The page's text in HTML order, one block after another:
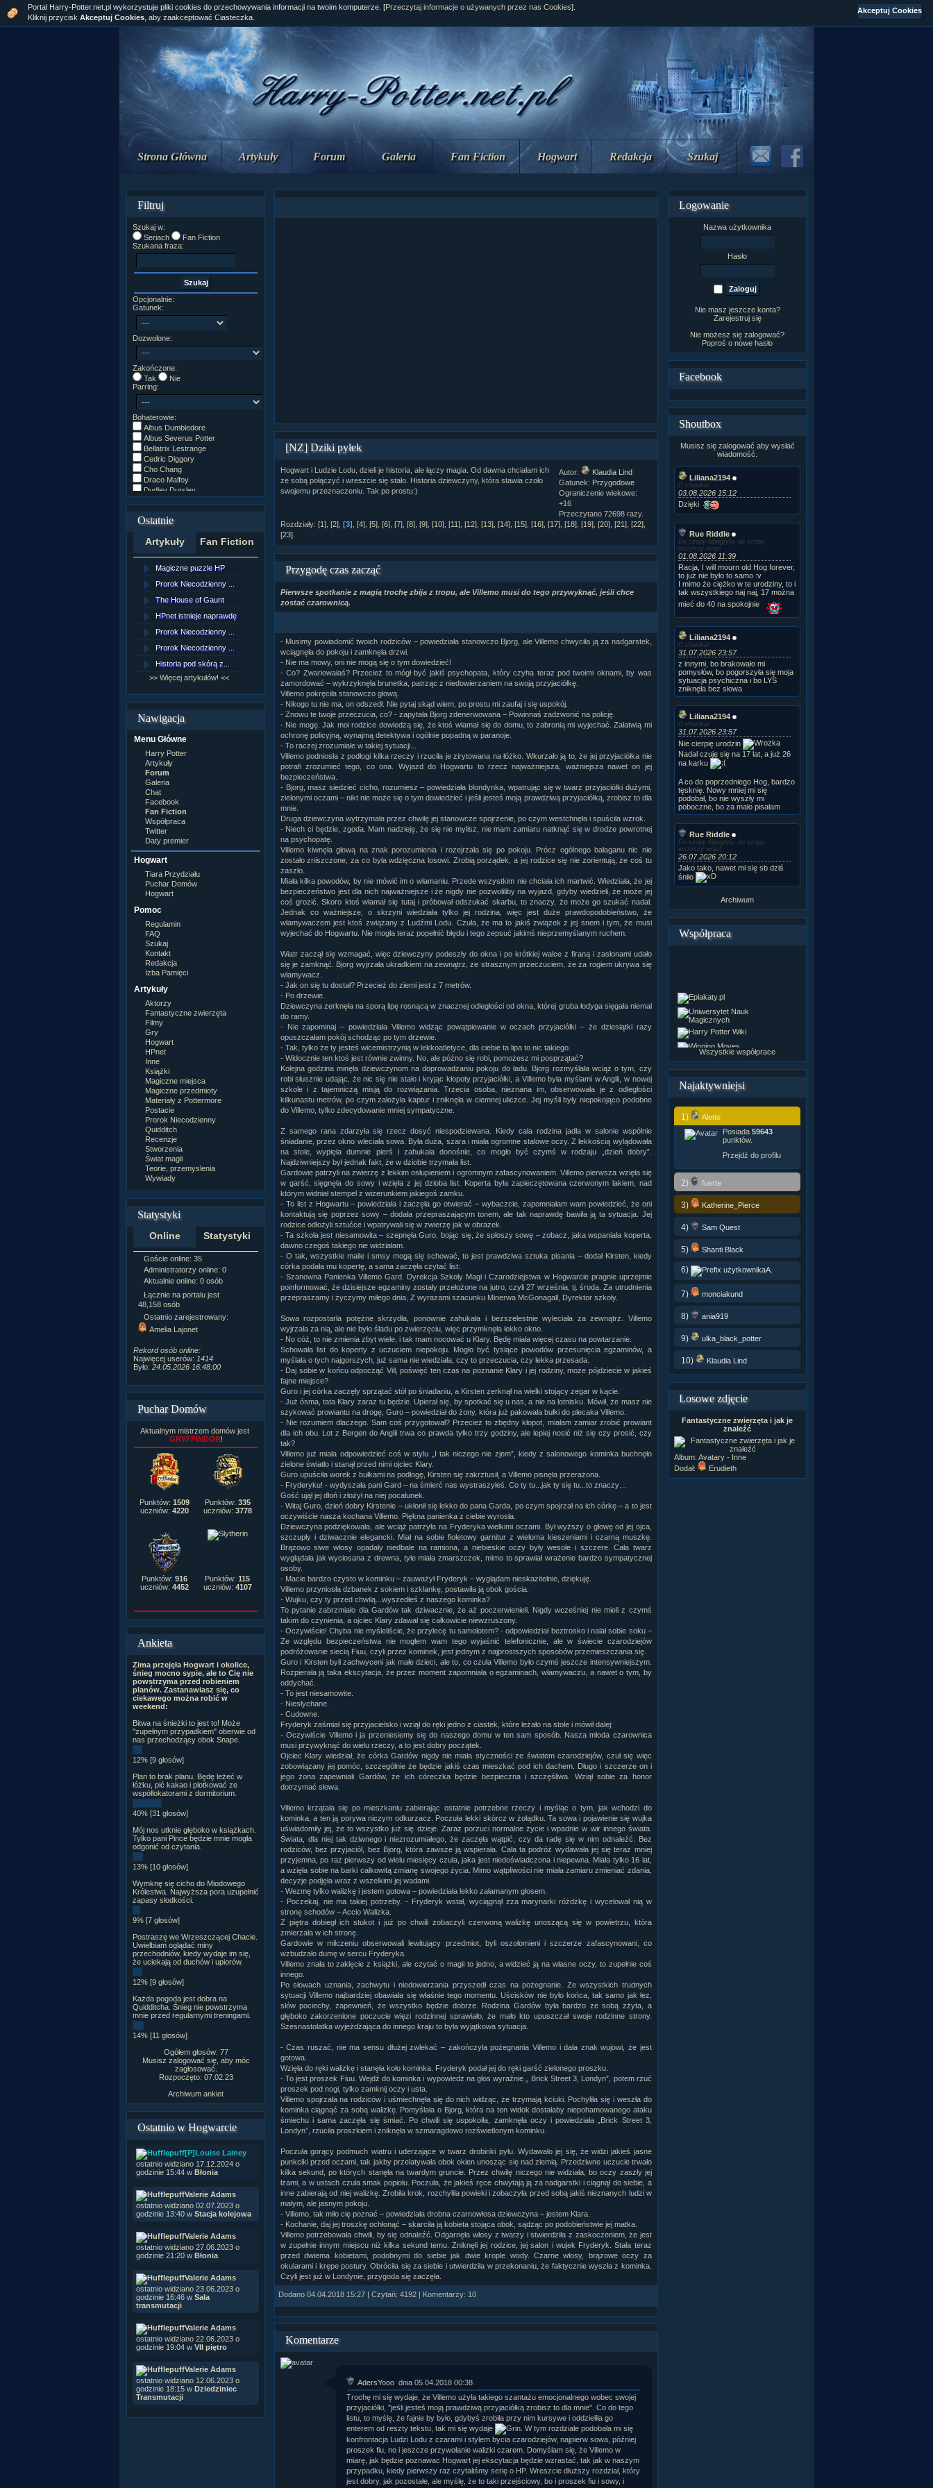
Strona Główna Artykuły Forum Galeria Fan Fiction Hogwart Redakcja Szukaj
Filtruj
Szukaj w:
Seriach
Fan Fiction
Szukana fraza:
Opcjonalnie:
Gatunek:
Dozwolone:
Zakończone:
Tak
Nie
Parring:
Bohaterowie:
Albus Dumbledore
Albus Severus Potter
Bellatrix Lestrange
Cedric Diggory
Cho Chang
Draco Malfoy
Dudley Dursley
Godryk Gryffindor
Helga Hufflepuff
Inne
James Potter
James Syriusz Potter
Lily Evans
Lily Luna Potter
Lord Voldemort
Lucjusz Malfoy
Luna Lovegood
Minerwa MacGonagall
Neville Longbottom
Nimfadora Tonks
Ron Weasley
Rose Weasley
Rowena Ravenclaw
Salazar Slytherin
Scorpius Malfoy
Severus Snape
Syriusz Black
Teddy Lupin
własna postać
Ostatnie
Artykuły Fan Fiction
Magiczne puzzle HP
Prorok Niecodzienny ...
The House of Gaunt
HPnet istnieje naprawdę
Prorok Niecodzienny ...
Prorok Niecodzienny ...
Historia pod skórą z...
>> Więcej artykułów! <<
[NZ]Rozdział 10 cz....
[NZ]Rozdział 9 cz.2...
[NZ]Rozdział 9 cz.1...
[NZ]Rozdział 8 cz.2...
[NZ]Rozdział 8 cz.1...
>> Więcej fan fiction! <<
Nawigacja
Menu Główne
Harry Potter
Artykuły
Forum
Galeria
Chat
Facebook
Fan Fiction
Współpraca
Twitter
Daty premier
Hogwart
Tiara Przydziału
Puchar Domów
Hogwart
Pomoc
Regulamin
FAQ
Szukaj
Kontakt
Redakcja
Izba Pamięci
Artykuły
Aktorzy
Fantastyczne zwierzęta
Filmy
Gry
Hogwart
HPnet
Inne
Książki
Magiczne miejsca
Magiczne przedmioty
Materiały z Pottermore
Postacie
Prorok Niecodzienny
Quidditch
Recenzje
Stworzenia
Świat magii
Teorie, przemyslenia
Wywiady
Statystyki
Online Statystyki
Goście online: 35
Administratorzy online: 0
Aktualnie online: 0 osób
Łącznie na portalu jest
48,158 osób
Ostatnio zarejestrowany:
Amelia Lajonet
Rekord osób online:
Najwięcej userów: 1414
Było: 24.05.2026 16:48:00
Napisanych artykułów:1,087
Dodanych newsów:10,564
Zdjęć w galerii:21,490
Tematów na forum: 3,921
Postów na forum:319,637
Komentarzy do materiałów:
222,019
Rozdanych pochwał:3,327
Wlepionych ostrzeżeń:4,170
Puchar Domów
Aktualnym mistrzem domów jest
GRYFFINDOR!
Punktów: 1509
uczniów: 4220
Punktów: 335
uczniów: 3778
Punktów: 916
uczniów: 4452
Punktów: 115
uczniów: 4107
Ankieta
Zima przejęła Hogwart i okolice,
śnieg mocno sypie, ale to Cię nie
powstrzyma przed robieniem
planów. Zastanawiasz się, co
ciekawego można robić w
weekend:
Bitwa na śnieżki to jest to! Może
"zupełnym przypadkiem" oberwie od
nas przechodzący obok Snape.
12% [9 głosów]
Plan to brak planu. Będę leżeć w
łóżku, pić kakao i plotkować ze
współlokatorami z dormitorium.
40% [31 głosów]
Mój nos utknie głęboko w książkach.
Tylko pani Pince będzie mnie mogła
odgonić od czytania.
13% [10 głosów]
Wymknę się cicho do Miodowego
Królestwa. Najwyższa pora uzupełnić
zapasy słodkości.
9% [7 głosów]
Postraszę we Wrzeszczącej Chacie.
Uwielbiam oglądać miny
przechodniów, kiedy wydaje im się,
że uciekają od duchów i upiorów.
12% [9 głosów]
Każda pogoda jest dobra na
Quidditcha. Śnieg nie powstrzyma
mnie przed regularnymi treningami.
14% [11 głosów]
Ogółem głosów: 77
Musisz zalogować się, aby móc
zagłosować.
Rozpoczęto: 07.02.23
Archiwum ankiet
Ostatnio w Hogwarcie
[P]Louise Lainey
ostatnio widziano 17.12.2024 o
godzinie 15:44 w Błonia
Valerie Adams
ostatnio widziano 02.07.2023 o
godzinie 13:40 w Stacja kolejowa
Valerie Adams
ostatnio widziano 27.06.2023 o
godzinie 21:20 w Błonia
Valerie Adams
ostatnio widziano 23.06.2023 o
godzinie 16:46 w Sala
transmutacji
Valerie Adams
ostatnio widziano 22.06.2023 o
godzinie 19:04 w VII piętro
Valerie Adams
ostatnio widziano 12.06.2023 o
godzinie 18:15 w Dziedziniec
Transmutacji
Portal Harry-Potter.net.pl wykorzystuje pliki cookies do przechowywania informacji na twoim komputerze. [Przeczytaj informacje o używanych przez nas Cookies].
Kliknij przycisk Akceptuj Cookies , aby zaakceptować Ciasteczka.
[NZ] Dziki pyłek
Hogwart i Ludzie Lodu, dzieli je historia, ale łączy magia. Od dawna chciałam ich
ze sobą połączyć i wreszcie się stało. Historia dziewczyny, która stawia czoło
swojemu przeznaczeniu. Tak po prostu:)
Autor:
Klaudia Lind
Gatunek: Przygodowe
Ograniczenie wiekowe:
+16
Przeczytano 72698 razy.
Rozdziały: [1], [2], [3] [4], [5], [6], [7], [8], [9], [10], [11], [12], [13], [14], [15], [16], [17], [18], [19], [20], [21], [22],
[23].
Przygodę czas zacząć
Pierwsze spotkanie z magią trochę zbija z tropu, ale Villemo musi do tego przywyknąć, jeśli chce
zostać czarownicą.
- Musimy powiadomić twoich rodziców – powiedziała stanowczo Bjorg, ale Villemo chwyciła ją za nadgarstek,
wciągnęła do pokoju i zamknęła drzwi.
- Nie ma mowy, oni nie mogą się o tym dowiedzieć!
- Co? Zwariowałaś? Przecież to mógł być jakiś psychopata, który czyha teraz pod twoimi oknami, by was
zamordować – wykrzyknęła brunetka, patrząc z niedowierzaniem na swoją przyjaciółkę.
Villemo pokręciła stanowczo głową.
- Nikogo tu nie ma, on odszedł. Nie pytaj skąd wiem, po prostu mi zaufaj i się uspokój.
- Znowu te twoje przeczucia, co? - zapytała Bjorg zdenerwowana – Powinnaś zadzwonić na policję.
- Nie mogę. Jak moi rodzice dowiedzą się, że ktoś włamał się do domu, to zabronią mi wyjechać. Załatwią mi
ochronę policyjną, wynajmą detektywa i ogólnie popadną w paranoje.
- To raczej zrozumiałe w takiej sytuacji...
Villemo podniosła z podłogi kilka rzeczy i rzuciła je zirytowana na łóżko. Wkurzało ją to, że jej przyjaciółka nie
potrafi zrozumieć tego, co ona. Wyjazd do Hogwartu to rzecz najważniejsza, ważniejsza nawet on jej
bezpieczeństwa.
- Bjorg, masz siedzieć cicho, rozumiesz – powiedziała blondynka, wpatrując się w twarz przyjaciółki dużymi,
zielonymi oczami – nikt nie może się o tym dowiedzieć i jeśli jesteś moją prawdziwą przyjaciółką, zrobisz to dla
mnie.
Druga dziewczyna wytrzymała przez chwilę jej stanowcze spojrzenie, po czym westchnęła i spuściła wzrok.
- Niech ci będzie, zgoda. Mam nadzieję, że się nie mylisz, nie mam zamiaru natknąć się w drodze powrotnej
na psychopatę.
Villemo kiwnęła głową na znak porozumienia i rozejrzała się po pokoju. Prócz ogólnego bałaganu nic nie
zostało zniszczone, za co była wdzięczna losowi. Zrobią porządek, a jej rodzice się nie zorientują, że coś tu
zaszło.
Miała kilka powodów, by nie mówić im o włamaniu. Przede wszystkim nie chciała ich martwić. Wiedziała, że jej
bezpieczeństwo jest dla nich najważniejsze i że nigdy nie pozwoliliby na wyjazd, gdyby wiedzieli, że może jej
coś grozić. Skoro ktoś włamał się tutaj i próbował odszukać skarbu, to znaczy, że może go szukać nadal.
Jednak co ważniejsze, o skrzyni wiedziała tylko jej rodzina, więc jest duże prawdopodobieństwo, że
włamywaczem jest ktoś związany z Ludźmi Lodu. Czuła, że ma to jakiś związek z jej snem i tym, że musi
wyjechać do Hogwartu. Nie mogła teraz popełnić błędu i tego zepsuć jakimś nieprzemyślanym ruchem.
Wiatr zaczął się wzmagać, więc dziewczyny podeszły do okna i po krótkiej walce z firaną i zasłonami udało
się je zamknąć. Bjorg wyjrzała ukradkiem na zewnątrz, ze strasznym przeczuciem, że za rogiem ukrywa się
włamywacz.
- Jak on się tu dostał? Przecież do ziemi jest z 7 metrów.
- Po drzewie.
Dziewczyna zerknęła na sporą lipę rosnącą w znacznej odległości od okna, której gruba łodyga sięgała niemal
do ramy.
- Nie zapominaj – powiedziała Villemo widząc powątpiewanie w oczach przyjaciółki – że dziesiątki razy
opuszczałam pokój schodząc po tym drzewie.
- Tak, tylko że ty jesteś wicemistrzynią w lekkoatletyce, dla ciebie ta lipa to nic takiego.
- Widocznie ten ktoś jest równie zwinny. No, ale późno się robi, pomożesz mi posprzątać?
Kolejna godzina minęła dziewczynom na doprowadzaniu pokoju do ładu. Bjorg rozmyślała wciąż o tym, czy
robi słusznie udając, że nic się nie stało i kryjąc kłopoty przyjaciółki, a Villemo była myślami w Anglii, w nowej
szkole i z tajemniczą misją do rozwiązania. Trzecia osoba, nieznana im, obserwowała je z odległości
kilkunastu metrów, po czym założyła kaptur i zniknęła w ciemnej uliczce. Jej myśli były niepokojąco podobne
do Villemo, tylko zdecydowanie mniej sympatyczne.
Z samego rana zdarzyła się rzecz dosyć niespodziewana. Kiedy cała rodzina jadła w salonie wspólnie
śniadanie, przez okno wleciała sowa. Była duża, szara i miała ogromne stalowe oczy. Z lekkością wylądowała
na stole, wypięła dumnie pierś i zahukała donośnie, co mogło być czymś w rodzaju „dzień dobry”.
Najdziwniejszy był jednak fakt, że w dziobie trzymała list.
Gardowie patrzyli na zwierzę z lekkim osłupieniem i ogromnym zafascynowaniem. Villemo pierwsza wzięła się
w garść, sięgnęła do sowy i wzięła z jej dzioba list. Koperta była zapieczętowana czerwonym lakiem, nad
którym widniał stempel z wizerunkiem jakiegoś zamku.
- To list z Hogwartu – powiedziała i zaczęła go otwierać – wybaczcie, zapomniałam wam powiedzieć, że oni
kontaktują się poprzez sowy – dodała przepraszającym tonem, ale tak naprawdę bawiła ją ta sytuacja. Jej
rodzice odłożyli sztućce i wpatrywali się w zwierzę jak w obrazek.
- Ta szkoła jest niesamowita – szepnęła Guro, bojąc się, że spłoszy sowę – zobacz, jaka wspaniała koperta,
dawno czegoś takiego nie widziałam.
- O tak, wszystkie maile i smsy mogą się schować, to jest prawdziwa sztuka pisania – dodał Kirsten, kiedy
córka podała mu kopertę, a sama zaczęła czytać list:
- Szanowna Panienka Villemo Gard. Dyrekcja Szkoły Magi i Czarodziejstwa w Hogwarcie pragnie uprzejmie
poinformować, że dzisiejsze egzaminy zostały przełożone na jutro, czyli 27 września, tj. środa. Za utrudnienia
przepraszamy i życzymy miłego dnia, Z wyrazami szacunku Minerwa McGonagall, Dyrektor szkoły.
Sowa rozpostarła potężne skrzydła, ponownie zahukała i bezszelestnie wyleciała za zewnątrz. Villemo
wyjrzała za nią, ale nie było śladu po zwierzęciu, więc przymknęła lekko okno.
- No cóż, to nie zmienia zbyt wiele, i tak mam nocować u Klary. Będę miała więcej czasu na powtarzanie.
Schowała list do koperty z uczuciem niepokoju. Mogło być tysiące powodów przesunięcia egzaminów, a
myślała o tych najgorszych, już sama nie wiedziała, czy to przeczucia, czy lekka przesada.
- Daj sobie w końcu odpocząć Vill, poświęć ten czas na poznanie Klary i jej rodziny, może pójdziecie w jakieś
fajne miejsce?
Guro i jej córka zaczęły sprzątać stół po śniadaniu, a Kirsten zerknął na wielki stojący zegar w kącie.
- Już ósma, tata Klary zaraz tu będzie. Upierał się, by spotkać się u nas, a nie na lotnisku. Mówił, że masz nie
szykować prowiantu na drogę, Guro – powiedział do żony, która już pakowała bułki do plecaka Villemo.
- Nie rozumiem dlaczego. Sam coś przygotował? Przecież to zbędny kłopot, miałam zamiar zrobić prowiant
dla ich obu. Lot z Bergen do Anglii trwa co prawda tylko trzy godziny, ale lepiej nosić niż się czy prosić, czy
tak?
Villemo już miała odpowiedzieć coś w stylu „I tak niczego nie zjem”, kiedy z salonowego kominka buchnęło
zielone światło i stanął przed nimi ojciec Klary.
Guro upuściła worek z bułkami na podłogę, Kirsten się zakrztusił, a Villemo pisnęła przerażona.
- Fryderyku! - wydyszała pani Gard – na śmierć nas wystraszyłeś. Co ty tu...jak ty się tu...to znaczy…
Gość ujął jej dłoń i złożył na niej pocałunek.
- Witaj Guro, dzień dobry Kirstenie – ukłonił się lekko do pana Garda, po czym spojrzał na ich córkę – a to jest
oczywiście nasza kochana Villemo. Piękna panienka z ciebie wyrosła.
Dziewczyna podziękowała, ale wciąż patrzyła na Fryderyka wielkimi oczami. Był wyższy o głowę od jej ojca,
szczupły i dziwacznie elegancki. Miał na sobie fioletowy garnitur z wieloma kieszeniami i czarną muszkę.
Brązowo siwe włosy opadały niedbale na ramiona, a niebieskie oczy były wesołe i szczere. Cała twarz
wyglądała jak wyciosana z drewna, tyle miała zmarszczek, mimo to sprawiał wrażenie bardzo sympatycznej
osoby.
- Macie bardzo czysto w kominku – zauważył Fryderyk – wyglądam nieskazitelnie, dziękuję.
Villemo przyniosła dzbanek z sokiem i szklankę, postawiła ją obok gościa.
- Wujku, czy ty przed chwilą...wyszedłeś z naszego kominka?
To pytanie zabrzmiało dla Gardów tak dziwacznie, że aż poczerwienieli. Nigdy wcześniej nie mieli z czymś
takim do czynienia, a ojciec Klary zdawał się całkowicie niewzruszony.
- Oczywiście! Chyba nie myśleliście, że przylecę tu samolotem? - odpowiedział beztrosko i nalał sobie soku –
Ze względu bezpieczeństwa nie mogłem wam tego wyjaśnić telefonicznie, ale w świecie czarodziejów
podróżowanie siecią Fiuu, czyli przez kominek, jest jednym z najprostszych sposobów przemieszczania się.
Guro i Kirsten byli zachwyceni jak małe dzieci, ale to, co czuła Villemo było czymś jeszcze intensywniejszym.
Rozpierała ją taka ekscytacja, że przez moment zapomniała o egzaminach, włamywaczu, a nawet o tym, by
oddychać.
- To jest niesamowite.
- Niesłychane.
- Cudowne.
Fryderyk zaśmiał się przyjacielsko i wziął do ręki jedno z ciastek, które leżało na stole i mówił dalej:
- Oczywiście Villemo i ja przeniesiemy się do naszego domu w ten sam sposób. Nasza młoda czarownica
musi przywyknąć do wielu rzeczy, a to jest dobry początek.
Ojciec Klary wiedział, że córka Gardów nigdy nie miała styczności ze światem czarodziejów, czuł się więc
zobowiązany jej pomóc, szczególnie że będzie jakiś czas mieszkać pod ich dachem. Długo i szczerze on i
jego żona zapewniali Gardów, że ich córeczka będzie bezpieczna i szczęśliwa. Wziął sobie za honor
dotrzymać słowa.
Villemo krzątała się po mieszkaniu zabierając ostatnie potrzebne rzeczy i myśląc o tym, jak wchodzi do
kominka, a ten ją porywa niczym odkurzacz. Poczuła lekki skórcz w żołądku. Ta sowa i pojawienie się wujka
uświadomiły jej, że to wszystko już się dzieje. Zaraz porzuci normalne życie i wpadnie w wir innego świata.
Świata, dla niej tak dziwnego i niezrozumiałego, że zaczęła wątpić, czy da radę się w nim odnaleźć. Bez
rodziców, bez przyjaciół, bez Bjorg, która zawsze ją wspierała. Cała ta podróż wydawała jej się teraz mniej
przyjemna, po raz pierwszy od wielu miesięcy czuła, jaka jest niedoświadczona i niepewna. Miała tylko 16 lat,
a wzięła sobie na barki całkowitą zmianę swojego życia. Mimo wątpliwości nie miała zamiaru zmieniać zdania,
decyzje podjęła wraz z wszelkimi jej wadami.
- Wezmę tylko walizkę i jestem gotowa – powiedziała lekko załamanym głosem.
- Poczekaj, nie ma takiej potrzeby. - Fryderyk wstał, wyciągnął zza marynarki różdżkę i wycelował nią w
stronę schodów – Accio Walizka.
Z piętra dobiegł ich stukot i już po chwili zobaczyli czerwoną walizkę unoszącą się w powietrzu, która
zmierzała w ich stronę.
Gardowie w milczeniu obserwowali lewitujący przedmiot, byli oszołomieni i szczerze zafascynowani, co
wzbudzało dumę w sercu Fryderyka.
Villemo znała to zaklęcie z książki, ale czytać o magii to jedno, a widzieć ją na własne oczy, to zupełnie coś
innego.
Po słowach uznania, zachwytu i niedowierzania przyszedł czas na pożegnanie. Ze wszystkich trudnych
sytuacji Villemo najbardziej obawiała się właśnie tego momentu. Uścisków nie było końca, tak samo jak łez,
słów pociechy, zapewnień, że wszystko będzie dobrze. Rodzina Gardów była bardzo ze sobą zżyta, a
głęboko zakorzenione poczucie więzi rodzinnej sprawiało, że mało kto upuszczał swoje rodzinne strony.
Szesnastolatka wyjeżdżająca do innego kraju to była wyjątkowa sytuacja.
- Czas ruszać, nie ma sensu dłużej zwlekać – zakończyła pożegnania Villemo i dała znak wujowi, że jest
gotowa.
Wzięła do ręki walizkę i stanęła koło kominka. Fryderyk podał jej do ręki garść zielonego proszku.
- To jest proszek Fiuu. Wejdź do kominka i wypowiedz na głos wyraźnie „ Brick Street 3, Londyn”, potem rzuć
proszek pod nogi, tylko zamknij oczy i usta.
Villemo spojrzała na rodziców i uśmiechnęła się do nich widząc, że trzymają kciuki. Pochyliła się i weszła do
kominka ciągnąć za sobą walizkę. Pomyślała o Bjorg, która na ten widok dostałaby niepohamowanego ataku
śmiechu i sama zaczęła się śmiać. Po chwili się uspokoiła, zamknęła oczy i powiedziała „Brick Street 3,
Londyn”, rzuciła proszkiem i zniknęła w szmaragdowo rozświetlonym kominku.
Poczuła gorący podmuch wiatru i uderzające w twarz drobinki pyłu. Wydawało jej się, że widzi jakieś jasne
punkciki przed oczami, tak jakby przelatywała obok okien unosząc się nad ziemią. Przedziwne uczucie trwało
kilka sekund, po których stanęła na twardym gruncie. Przez chwilę niczego nie widziała, bo oczy zaszły jej
łzami, a w ustach czuła smak popiołu. Poczuła, że jakieś ręce chwytają ją za nadgarstki i ciągnął do siebie, a
inne zabierają od niej walizkę. Zrobiła krok, rozchyliła powieki i zobaczyła przed sobą jakiś nieznanych ludzi w
małym, ale jasnym pokoju.
- Villemo, tak miło cię poznać – powiedziała drobna czarnowłosa dziewczyna – jestem Klara.
- Kochanie, daj jej troszkę ochłonąć – skarciła ją kobieta stojąca obok, sądząc po podobieństwie jej matka.
Villemo potrzebowała chwili, by się odnaleźć. Odgarnęła włosy z twarzy i stwierdziła z zaskoczeniem, że jest
w zupełnie innym miejscu niż kilka sekund temu. Zniknęli jej rodzice, jej salon i wujek Fryderyk. Stała teraz
przed dwiema kobietami, podobnymi do siebie jak dwie krople wody. Czarne włosy, brązowe oczy za
okularami i krępe postury. Obróciła się za siebie i utwierdziła w przekonaniu, że faktycznie wyszła z kominka.
Czyli jest już w Londynie, przygoda się zaczęła.
Dodano 04.04.2018 15:27 | Czytań: 4192 | Komentarzy: 10
Komentarze
AdersYooo dnia 05.04.2018 00:38
Trochę mi się wydaje, że Villemo użyła takiego szantażu emocjonalnego wobec swojej
przyjaciółki, "jeśli jesteś moją prawdziwą przyjaciółką zrobisz to dla mnie". Co do tego
listu, to myślę, że fajnie by było, gdybyś zrobiła przy nim kursywe i oddzieliła go
enterem od reszty tekstu, tak mi się wydaje
. W tym rozdziale podobała mi się
konfrontacja Ludzi Lodu z czarami i stylem bycia czarodziejów, najpierw sowa, później
proszek fiu, no i jeszcze przywołanie walizki czarem. Domyślam się, że Villemo w
miarę, jak będzie poznawac Hogwart jej ekscytacja będzie wzrastać, tak jak w naszym
przypadku, kiedy pierwszy raz czytaliśmy serię o HP. Wreszcie dłuższy rozdział, który
jest dobry, jak pozostałe, ale myślę, że to taki przejściowy, bo i proszek fiu i sowy, i
Logowanie
Nazwa użytkownika
Hasło
Nie masz jeszcze konta?
Zarejestruj się
Nie możesz się zalogować?
Poproś o nowe hasło
Facebook
Shoutbox
Musisz się zalogować aby wysłać
wiadomość.
Liliana2194
O choinka!
03.08.2026 15:12
Dzięki
Rue Riddle
Do szopy hipogryfy, do szopy
wszyscy wraz!
01.08.2026 11:39
Racja, I will mourn old Hog forever,
to już nie było to samo :v
I mimo że ciężko w te urodziny, to i
tak wszystkiego naj naj, 17 można
mieć do 40 na spokojnie
Liliana2194
O choinka!
31.07.2026 23:57
z innymi, bo brakowało mi
pomysłów, bo pogorszyła się moja
sytuacja psychiczna i bo LYS
zniknęła bez słowa
Liliana2194
O choinka!
31.07.2026 23:57
Nie cierpię urodzin
Nadal czuję się na 17 lat, a już 26
na karku
A co do poprzedniego Hog, bardzo
tęsknię. Nowy mniej mi się
podobał, bo nie wyszły mi
poboczne, bo za mało pisałam
Rue Riddle
Do szopy hipogryfy, do szopy
wszyscy wraz!
26.07.2026 20:12
Jako tako, nawet mi się sb dziś
śniło
Archiwum
Współpraca
Wszystkie współprace
Najaktywniejsi
1)
Alette
Posiada 59643
punktów.
Przejdź do profilu
2) fuerte
3) Katherine_Pierce
4) Sam Quest
5) Shanti Black
6) A.
7) monciakund
8) ania919
9) ulka_black_potter
10) Klaudia Lind
Losowe zdjęcie
Fantastyczne zwierzęta i jak je
znaleźć
Album: Avatary - Inne
Dodał:
Erudieth